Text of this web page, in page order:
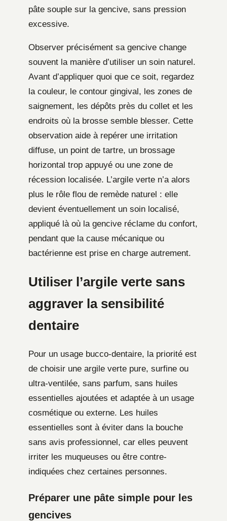
pâte souple sur la gencive, sans pression
excessive.
Observer précisément sa gencive change
souvent la manière d’utiliser un soin naturel.
Avant d’appliquer quoi que ce soit, regardez
la couleur, le contour gingival, les zones de
saignement, les dépôts près du collet et les
endroits où la brosse semble blesser. Cette
observation aide à repérer une irritation
diffuse, un point de tartre, un brossage
horizontal trop appuyé ou une zone de
récession localisée. L’argile verte n’a alors
plus le rôle flou de remède naturel : elle
devient éventuellement un soin localisé,
appliqué là où la gencive réclame du confort,
pendant que la cause mécanique ou
bactérienne est prise en charge autrement.
Utiliser l’argile verte sans
aggraver la sensibilité
dentaire
Pour un usage bucco-dentaire, la priorité est
de choisir une argile verte pure, surfine ou
ultra-ventilée, sans parfum, sans huiles
essentielles ajoutées et adaptée à un usage
cosmétique ou externe. Les huiles
essentielles sont à éviter dans la bouche
sans avis professionnel, car elles peuvent
irriter les muqueuses ou être contre-
indiquées chez certaines personnes.
Préparer une pâte simple pour les
gencives